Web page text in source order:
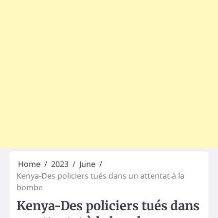
Home 2023
June
Kenya-Des policiers tués dans un attentat à la
bombe
Kenya-Des policiers tués dans